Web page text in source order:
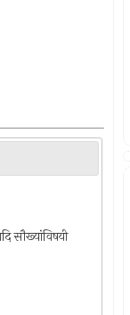
सौख्यांविषयी